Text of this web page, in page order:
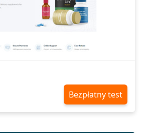
Bezpłatny test